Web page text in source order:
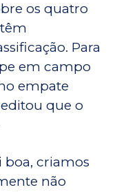
os quatro
Para
em campo
empate
que o
boa, criamos
não